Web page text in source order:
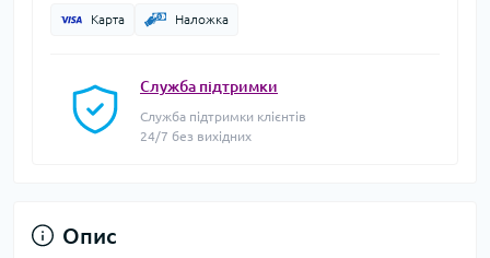
Карта Наложка
Служба підтримки
Служба підтримки клієнтів
24/7 без вихідних
Опис